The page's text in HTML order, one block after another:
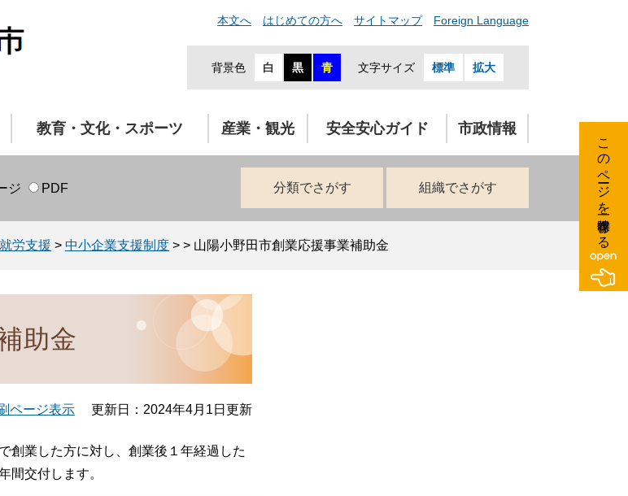
本文へ はじめての方へ サイトマップ Foreign Language
背景色 白 黒 青 文字サイズ 標準 拡大
教育・文化・スポーツ 産業・観光 安全安心ガイド 市政情報
ジ PDF 分類でさがす 組織でさがす
労支援 > 中小企業支援制度 > > 山陽小野田市創業応援事業補助金
助金
ページ表示 更新日：2024年4月1日更新
創業した方に対し、創業後１年経過した
間交付します。
このページを一時保存する